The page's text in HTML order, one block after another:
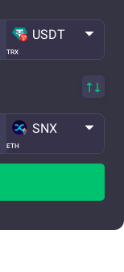
TRX
USDT
ETH
SNX